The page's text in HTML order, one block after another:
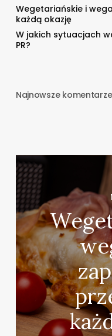
Wegetariańskie i
każdą okazję
W jakich sytuacjach
PR?
Najnowsze komentarze